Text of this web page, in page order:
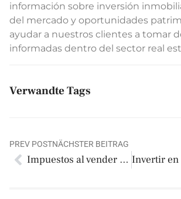
información sobre inversión
del mercado y oportunidades
ayudar a nuestros clientes a tomar
informadas dentro del sector real
Verwandte Tags
PREV POSTNÄCHSTER BEITRAG
Impuestos al vender una casa en España en 2026